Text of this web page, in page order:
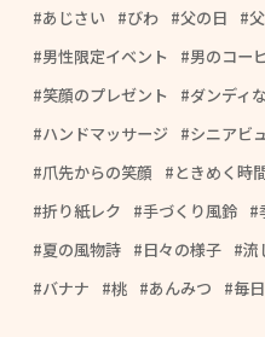
あじさい
びわ 父の日
男性限定イベント
男のコー
笑顔のプレゼント
ダンディ
ハンドマッサージ
シニアビ
爪先からの笑顔
ときめく時
折り紙レク
手づくり風鈴
夏の風物詩
日々の様子 流
バナナ
桃 あんみつ 毎日